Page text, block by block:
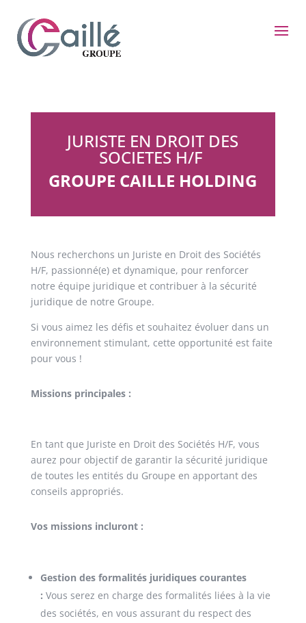
JURISTE EN DROIT DES
SOCIETES H/F
GROUPE CAILLE HOLDING
Nous recherchons un Juriste en Droit des Sociétés
H/F, passionné(e) et dynamique, pour renforcer
notre équipe juridique et contribuer à la sécurité
juridique de notre Groupe.
Si vous aimez les défis et souhaitez évoluer dans un
environnement stimulant, cette opportunité est faite
pour vous !
Missions principales :
En tant que Juriste en Droit des Sociétés H/F, vous
aurez pour objectif de garantir la sécurité juridique
de toutes les entités du Groupe en apportant des
conseils appropriés.
Vos missions incluront :
Gestion des formalités juridiques courantes
: Vous serez en charge des formalités liées à la vie
des sociétés, en vous assurant du respect des